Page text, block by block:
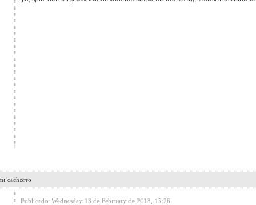
cachorro
Publicado: Wednesday 13 de February de 2013, 15:26